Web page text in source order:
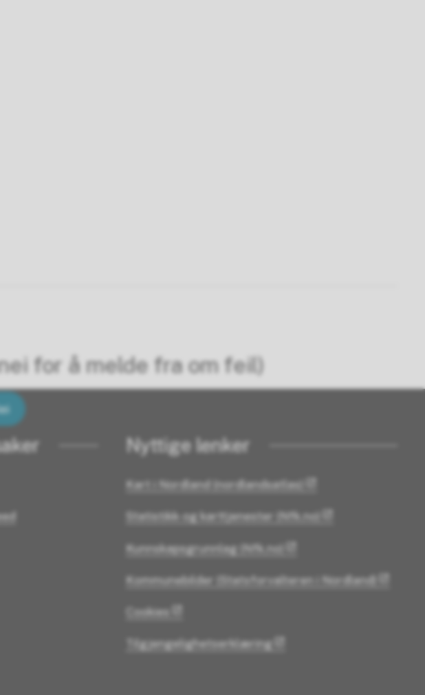
for å melde fra om feil)
Nyttige lenker
Kart i Nordland (nordlandsatlas)
Statistikk- og karttjenester (Nfk.no)
Kunnskapsgrunnlag (Nfk.no)
Kommunebilder (Statsforvalteren i Nordland)
Cookies
Tilgjengelighetserklæring